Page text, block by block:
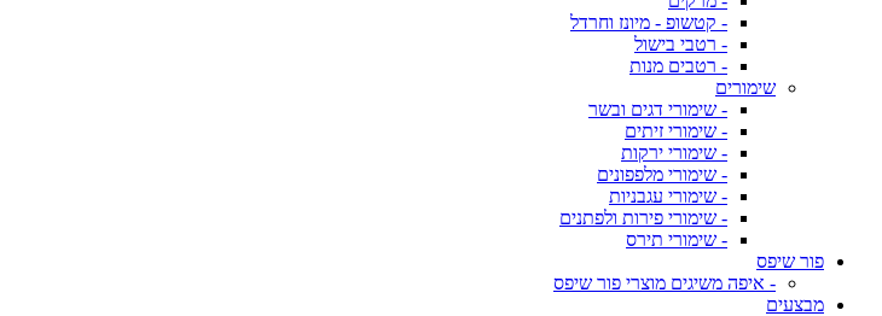
- קטשופ - מיונז וחרדל
- רטבי בישול
- רטבים מנות
שימורים
- שימורי דגים ובשר
- שימורי זיתים
- שימורי ירקות
- שימורי מלפפונים
- שימורי עגבניות
- שימורי פירות ולפתנים
- שימורי תירס
פור שיפס
- איפה משיגים מוצרי פור שיפס
מבצעים